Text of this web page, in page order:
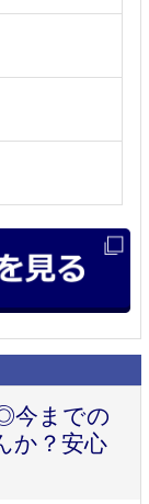
今までの
か？安心